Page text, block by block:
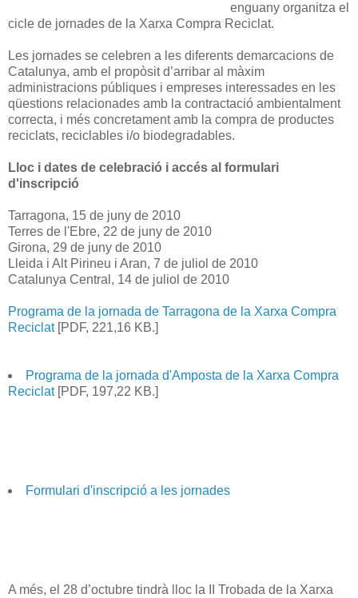
enguany organitza el
cicle de jornades de la Xarxa Compra Reciclat.
Les jornades se celebren a les diferents demarcacions de
Catalunya, amb el propòsit d’arribar al màxim
administracions públiques i empreses interessades en les
qüestions relacionades amb la contractació ambientalment
correcta, i més concretament amb la compra de productes
reciclats, reciclables i/o biodegradables.
Lloc i dates de celebració i accés al formulari
d'inscripció
Tarragona, 15 de juny de 2010
Terres de l'Ebre, 22 de juny de 2010
Girona, 29 de juny de 2010
Lleida i Alt Pirineu i Aran, 7 de juliol de 2010
Catalunya Central, 14 de juliol de 2010
Programa de la jornada de Tarragona de la Xarxa Compra
Reciclat [PDF, 221,16 KB.]
Programa de la jornada d'Amposta de la Xarxa Compra
Reciclat [PDF, 197,22 KB.]
Formulari d'inscripció a les jornades
A més, el 28 d’octubre tindrà lloc la II Trobada de la Xarxa